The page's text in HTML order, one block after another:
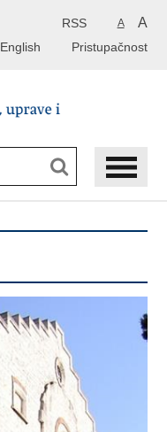
A A
RSS
Pristupačnost
English